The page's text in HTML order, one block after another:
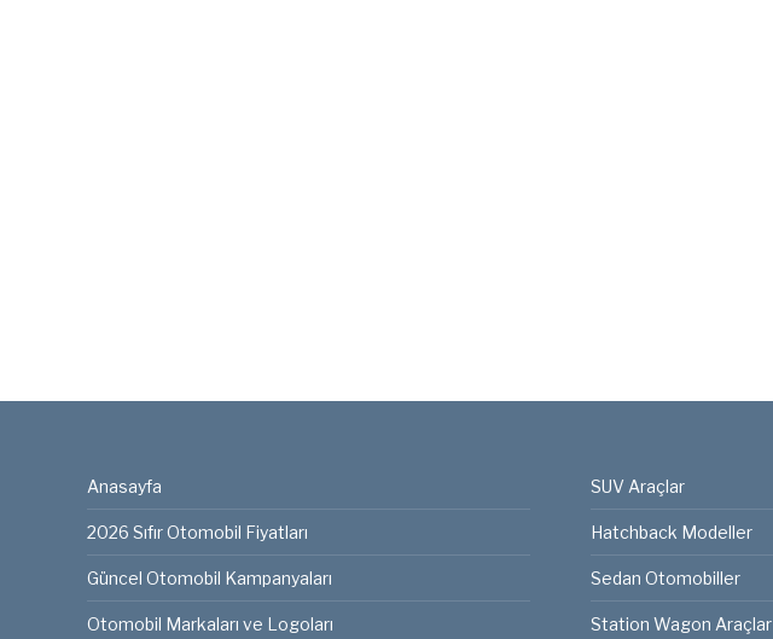
Anasayfa
2026 Sıfır Otomobil Fiyatları
Güncel Otomobil Kampanyaları
Otomobil Markaları ve Logoları
SUV Araçlar
Hatchback Modeller
Sedan Otomobiller
Station Wagon Araçlar